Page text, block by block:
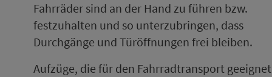
Fahr­räder sind an der Hand zu führen bzw.
festzuhalten und so unterzubringen, dass
Durchgänge und Türöffnungen frei bleiben.
Aufzüge, die für den Fahrradtransport ge­eig­net